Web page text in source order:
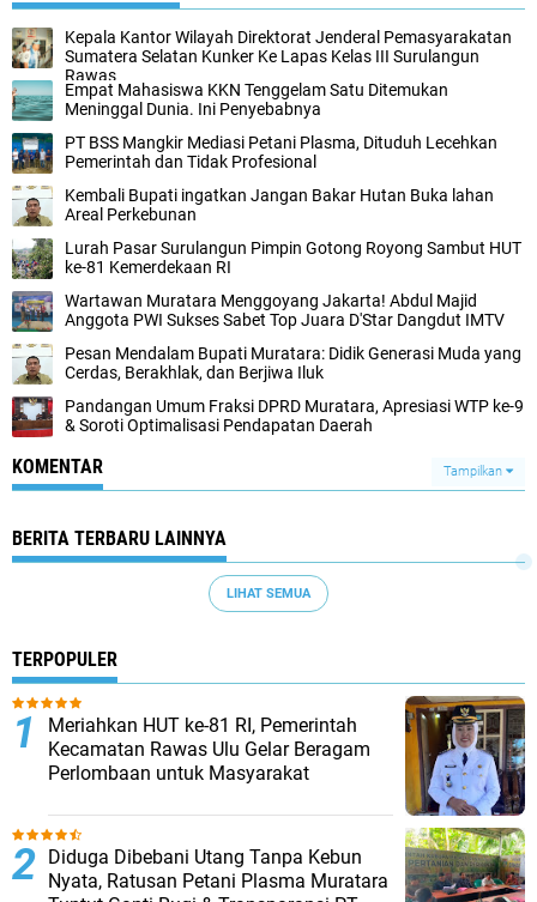
Kepala Kantor Wilayah Direktorat Jenderal Pemasyarakatan
Sumatera Selatan Kunker Ke Lapas Kelas III Surulangun
Rawas
Empat Mahasiswa KKN Tenggelam Satu Ditemukan
Meninggal Dunia. Ini Penyebabnya
PT BSS Mangkir Mediasi Petani Plasma, Dituduh Lecehkan
Pemerintah dan Tidak Profesional
Kembali Bupati ingatkan Jangan Bakar Hutan Buka lahan
Areal Perkebunan
Lurah Pasar Surulangun Pimpin Gotong Royong Sambut HUT
ke-81 Kemerdekaan RI
Wartawan Muratara Menggoyang Jakarta! Abdul Majid
Anggota PWI Sukses Sabet Top Juara D'Star Dangdut IMTV
Pesan Mendalam Bupati Muratara: Didik Generasi Muda yang
Cerdas, Berakhlak, dan Berjiwa Iluk
Pandangan Umum Fraksi DPRD Muratara, Apresiasi WTP ke-9
& Soroti Optimalisasi Pendapatan Daerah
KOMENTAR Tampilkan
BERITA TERBARU LAINNYA
LIHAT SEMUA
TERPOPULER
Meriahkan HUT ke-81 RI, Pemerintah
Kecamatan Rawas Ulu Gelar Beragam
Perlombaan untuk Masyarakat
Diduga Dibebani Utang Tanpa Kebun
Nyata, Ratusan Petani Plasma Muratara